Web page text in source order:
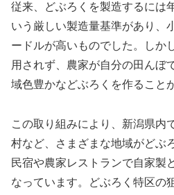
従来、どぶろくを製造するには
いう厳しい製造量基準があり、
ードルが高いものでした。しか
用されず、農家が自分の田んぼ
域色豊かなどぶろくを作ること
この取り組みにより、新潟県内
村など、さまざまな地域がどぶ
民宿や農家レストランで自家製
なっています。どぶろく特区の